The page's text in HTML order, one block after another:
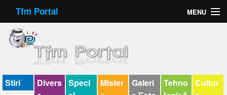
Tfm Portal MENU
Forum
Felicitari animate
Virtual Cards
Stiri
Divers Speci
Mister
Galeri
Tehno
Cultur